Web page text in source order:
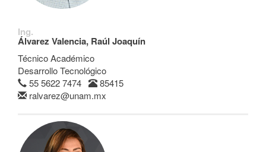
Ing.
Álvarez Valencia, Raúl Joaquín
Técnico Académico
Desarrollo Tecnológico
55 5622 7474
85415
ralvarez@unam.mx